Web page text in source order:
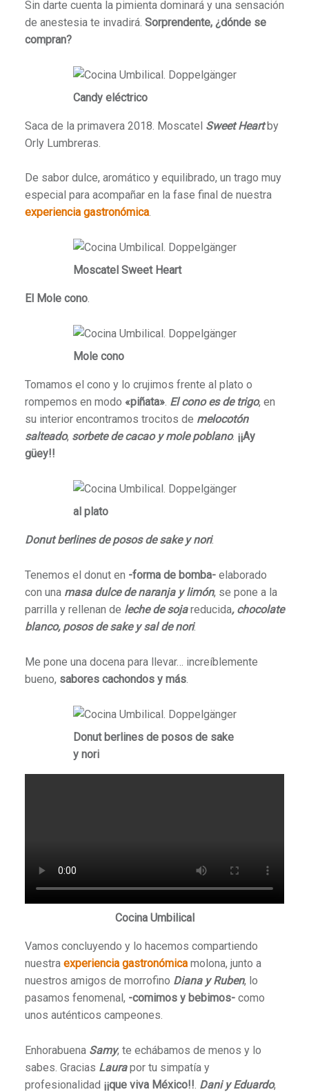
Sin darte cuenta la pimienta dominará y una sensación
de anestesia te invadirá. Sorprendente, ¿dónde se
compran?
Candy eléctrico
Saca de la primavera 2018. Moscatel Sweet Heartby
Orly Lumbreras.
De sabor dulce, aromático y equilibrado, un trago muy
especial para acompañar en la fase final de nuestra
experiencia gastronómica.
Moscatel Sweet Heart
El Mole cono.
Mole cono
Tomamos el cono y lo crujimos frente al plato o
rompemos en modo «piñata». El cono es de trigo, en
su interior encontramos trocitos de melocotón
salteado, sorbete de cacao y mole poblano. ¡¡Ay
güey!!
al plato
Donut berlines de posos de sake y nori.
Tenemos el donut en -forma de bomba-elaborado
con una masa dulce de naranja y limón, se pone a la
parrilla y rellenan de leche de sojareducida, chocolate
blanco, posos de sake y sal de nori.
Me pone una docena para llevar… increíblemente
bueno, sabores cachondos y más.
Donut berlines de posos de sake
y nori
Cocina Umbilical
Vamos concluyendo y lo hacemos compartiendo
nuestra experiencia gastronómicamolona, junto a
nuestros amigos de morrofino Diana y Ruben, lo
pasamos fenomenal, -comimos y bebimos-como
unos auténticos campeones.
Enhorabuena Samy, te echábamos de menos y lo
sabes. Gracias Laurapor tu simpatía y
profesionalidad ¡¡que viva México!!. Dani y Eduardo,